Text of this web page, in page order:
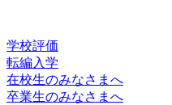
学校評価
転編入学
在校生のみなさまへ
卒業生のみなさまへ